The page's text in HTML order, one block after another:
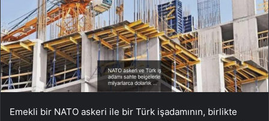
Emekli bir NATO askeri ile bir Türk işadamının, birlikte